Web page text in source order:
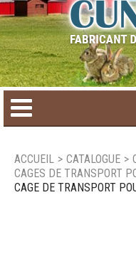
ACCUEIL > CATALOGUE >
CAGES DE TRANSPORT
CAGE DE TRANSPORT